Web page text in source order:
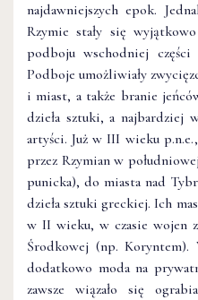
najdawniejszych epok.
Rzymie stały się
podboju wschodniej części
Podboje umożliwiały
i miast, a także branie
dzieła sztuki, a najbardziej
artyści. Już w III wieku
przez Rzymian w
punicka), do miasta nad
dzieła sztuki greckiej. Ich
w II wieku, w czasie wojen
Środkowej (np.
dodatkowo moda na
zawsze wiązało się